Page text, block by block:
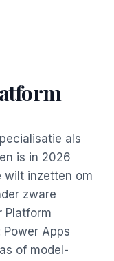
als
is in 2026
wilt inzetten om
zware
Platform
Apps
of model-